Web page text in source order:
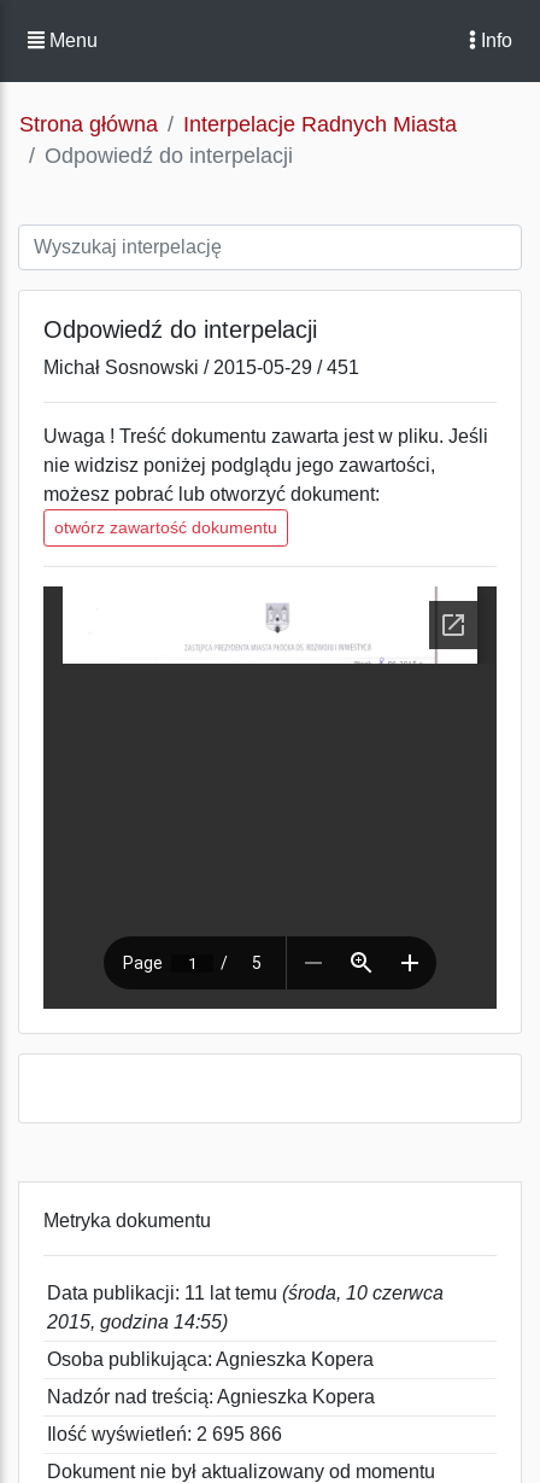
Menu Info
Strona główna
Interpelacje Radnych Miasta
Odpowiedź do interpelacji
Odpowiedź do interpelacji
Michał Sosnowski / 2015-05-29 / 451
Uwaga ! Treść dokumentu zawarta jest w pliku. Jeśli
nie widzisz poniżej podglądu jego zawartości,
możesz pobrać lub otworzyć dokument:
otwórz zawartość dokumentu
Metryka dokumentu
Data publikacji: 11 lat temu (środa, 10 czerwca
2015, godzina 14:55)
Osoba publikująca: Agnieszka Kopera
Nadzór nad treścią: Agnieszka Kopera
Ilość wyświetleń: 2 695 866
Dokument nie był aktualizowany od momentu